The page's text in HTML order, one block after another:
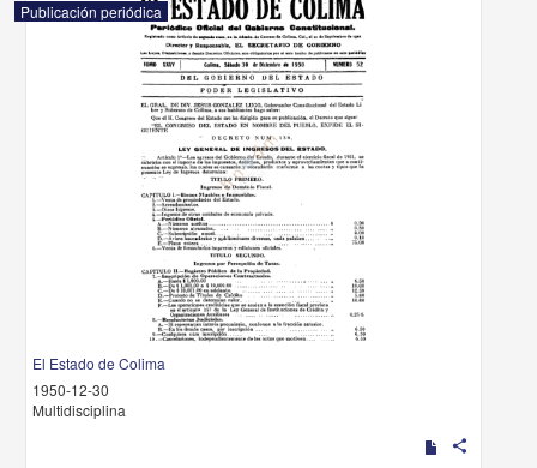
Publicación periódica
El Estado de Colima
1950-12-30
Multidisciplina
share